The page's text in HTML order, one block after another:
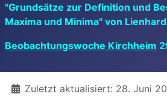
"Grundsätze zur Definition und
Maxima und Minima" von
Beobachtungswoche Kirchheim
DetailsZuletzt aktualisiert: 28. Juni